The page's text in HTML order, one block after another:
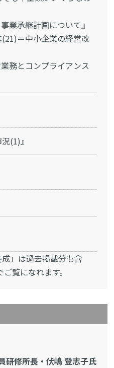
業承継計画について』
(21)＝中小企業の経営改
務とコンプライアンス
(1)』
」は過去掲載分も含
ご覧になれます。
研修所長・伏嶋 登志子氏